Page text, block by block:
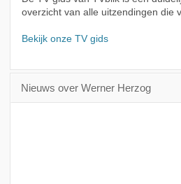
overzicht van alle uitzendingen die
Bekijk onze TV gids
Nieuws over Werner Herzog